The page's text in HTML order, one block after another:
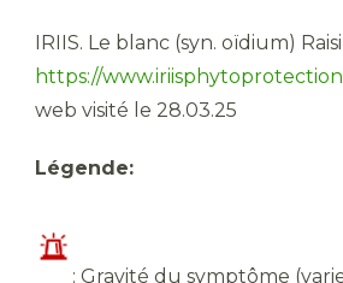
IRIIS. Le blanc (syn. oïdium)
https://
web visité le 28.03.25
Légende:
: Gravité du symptôme